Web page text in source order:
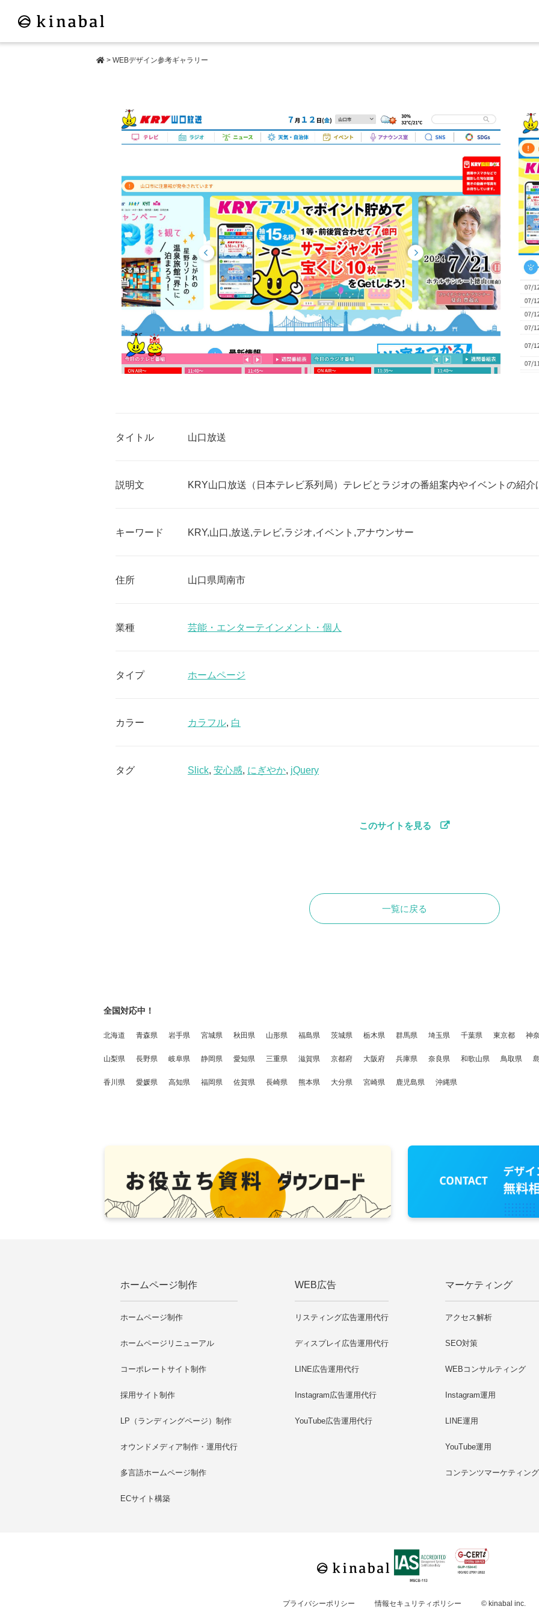
> WEBデザイン参考ギャラリー
タイトル 山口放送
説明文 KRY山口放送（日本テレビ系列局）テレビとラジオの番組案内やイベントの紹介
キーワード KRY,山口,放送,テレビ,ラジオ,イベント,アナウンサー
住所 山口県周南市
業種 芸能・エンターテインメント・個人
タイプ ホームページ
カラー カラフル, 白
タグ Slick, 安心感, にぎやか, jQuery
このサイトを見る
一覧に戻る
全国対応中！
北海道 青森県 岩手県 宮城県 秋田県 山形県 福島県 茨城県 栃木県 群馬県 埼玉県 千葉県 東京都 神
山梨県 長野県 岐阜県 静岡県 愛知県 三重県 滋賀県 京都府 大阪府 兵庫県 奈良県 和歌山県 鳥取県
香川県 愛媛県 高知県 福岡県 佐賀県 長崎県 熊本県 大分県 宮崎県 鹿児島県 沖縄県
ホームページ制作
ホームページ制作
ホームページリニューアル
コーポレートサイト制作
採用サイト制作
LP（ランディングページ）制作
オウンドメディア制作・運用代行
多言語ホームページ制作
ECサイト構築
WEB広告
リスティング広告運用代行
ディスプレイ広告運用代行
LINE広告運用代行
Instagram広告運用代行
YouTube広告運用代行
マーケティング
アクセス解析
SEO対策
WEBコンサルティング
Instagram運用
LINE運用
YouTube運用
コンテンツマーケティング
プライバシーポリシー 情報セキュリティポリシー © kinabal inc.